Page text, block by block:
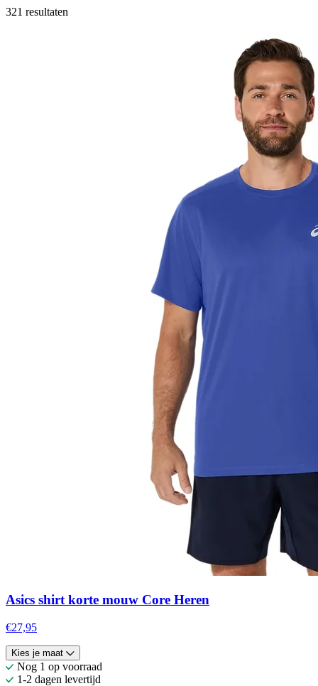
321 resultaten
Asics shirt korte mouw Core Heren
€27,95
Kies je maat
Nog 1 op voorraad
1-2 dagen levertijd